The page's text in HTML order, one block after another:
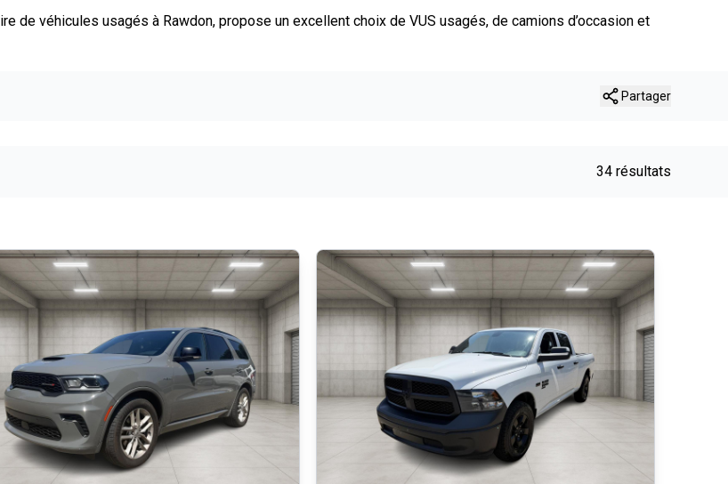
de véhicules usagés à Rawdon, propose un excellent choix de VUS usagés, de camions d’occasion et
Partager
34 résultats